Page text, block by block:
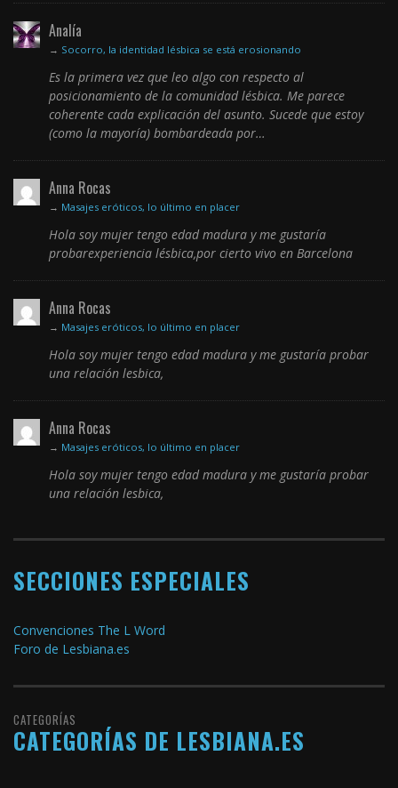
Analía
→ Socorro, la identidad lésbica se está erosionando
Es la primera vez que leo algo con respecto al
posicionamiento de la comunidad lésbica. Me parece
coherente cada explicación del asunto. Sucede que estoy
(como la mayoría) bombardeada por…
Anna Rocas
→ Masajes eróticos, lo último en placer
Hola soy mujer tengo edad madura y me gustaría
probarexperiencia lésbica,por cierto vivo en Barcelona
Anna Rocas
→ Masajes eróticos, lo último en placer
Hola soy mujer tengo edad madura y me gustaría probar
una relación lesbica,
Anna Rocas
→ Masajes eróticos, lo último en placer
Hola soy mujer tengo edad madura y me gustaría probar
una relación lesbica,
SECCIONES ESPECIALES
Convenciones The L Word
Foro de Lesbiana.es
CATEGORÍAS
CATEGORÍAS DE LESBIANA.ES